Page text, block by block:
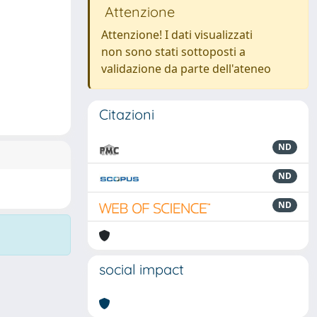
Attenzione
Attenzione! I dati visualizzati
non sono stati sottoposti a
validazione da parte dell'ateneo
Citazioni
ND
ND
ND
social impact